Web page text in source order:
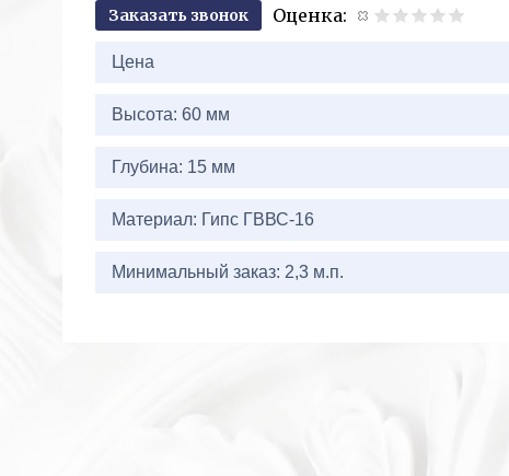
Заказать звонок
Оценка:
Цена
Высота: 60 мм
Глубина: 15 мм
Материал: Гипс ГВВС-16
Минимальный заказ: 2,3 м.п.